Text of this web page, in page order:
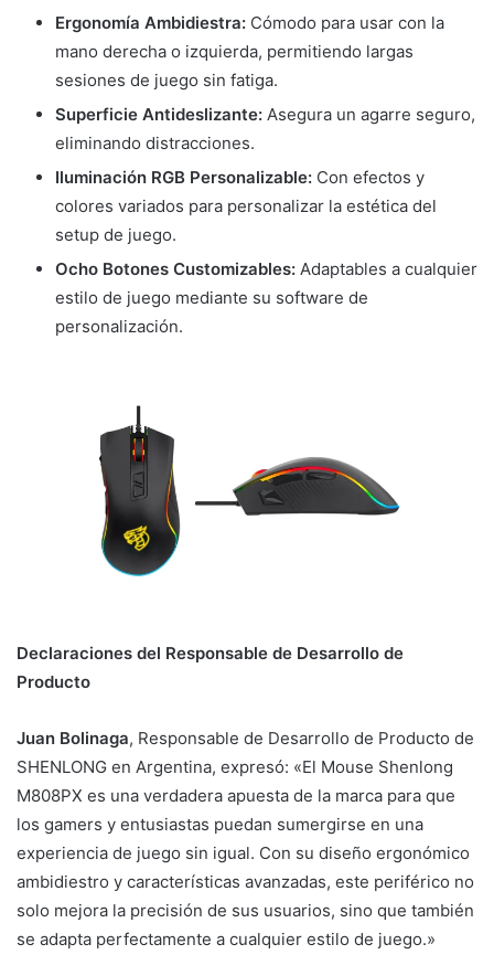
Ergonomía Ambidiestra: Cómodo para usar con la
mano derecha o izquierda, permitiendo largas
sesiones de juego sin fatiga.
Superficie Antideslizante: Asegura un agarre seguro,
eliminando distracciones.
Iluminación RGB Personalizable: Con efectos y
colores variados para personalizar la estética del
setup de juego.
Ocho Botones Customizables: Adaptables a cualquier
estilo de juego mediante su software de
personalización.
Declaraciones del Responsable de Desarrollo de
Producto
Juan Bolinaga, Responsable de Desarrollo de Producto de
SHENLONG en Argentina, expresó: «El Mouse Shenlong
M808PX es una verdadera apuesta de la marca para que
los gamers y entusiastas puedan sumergirse en una
experiencia de juego sin igual. Con su diseño ergonómico
ambidiestro y características avanzadas, este periférico no
solo mejora la precisión de sus usuarios, sino que también
se adapta perfectamente a cualquier estilo de juego.»